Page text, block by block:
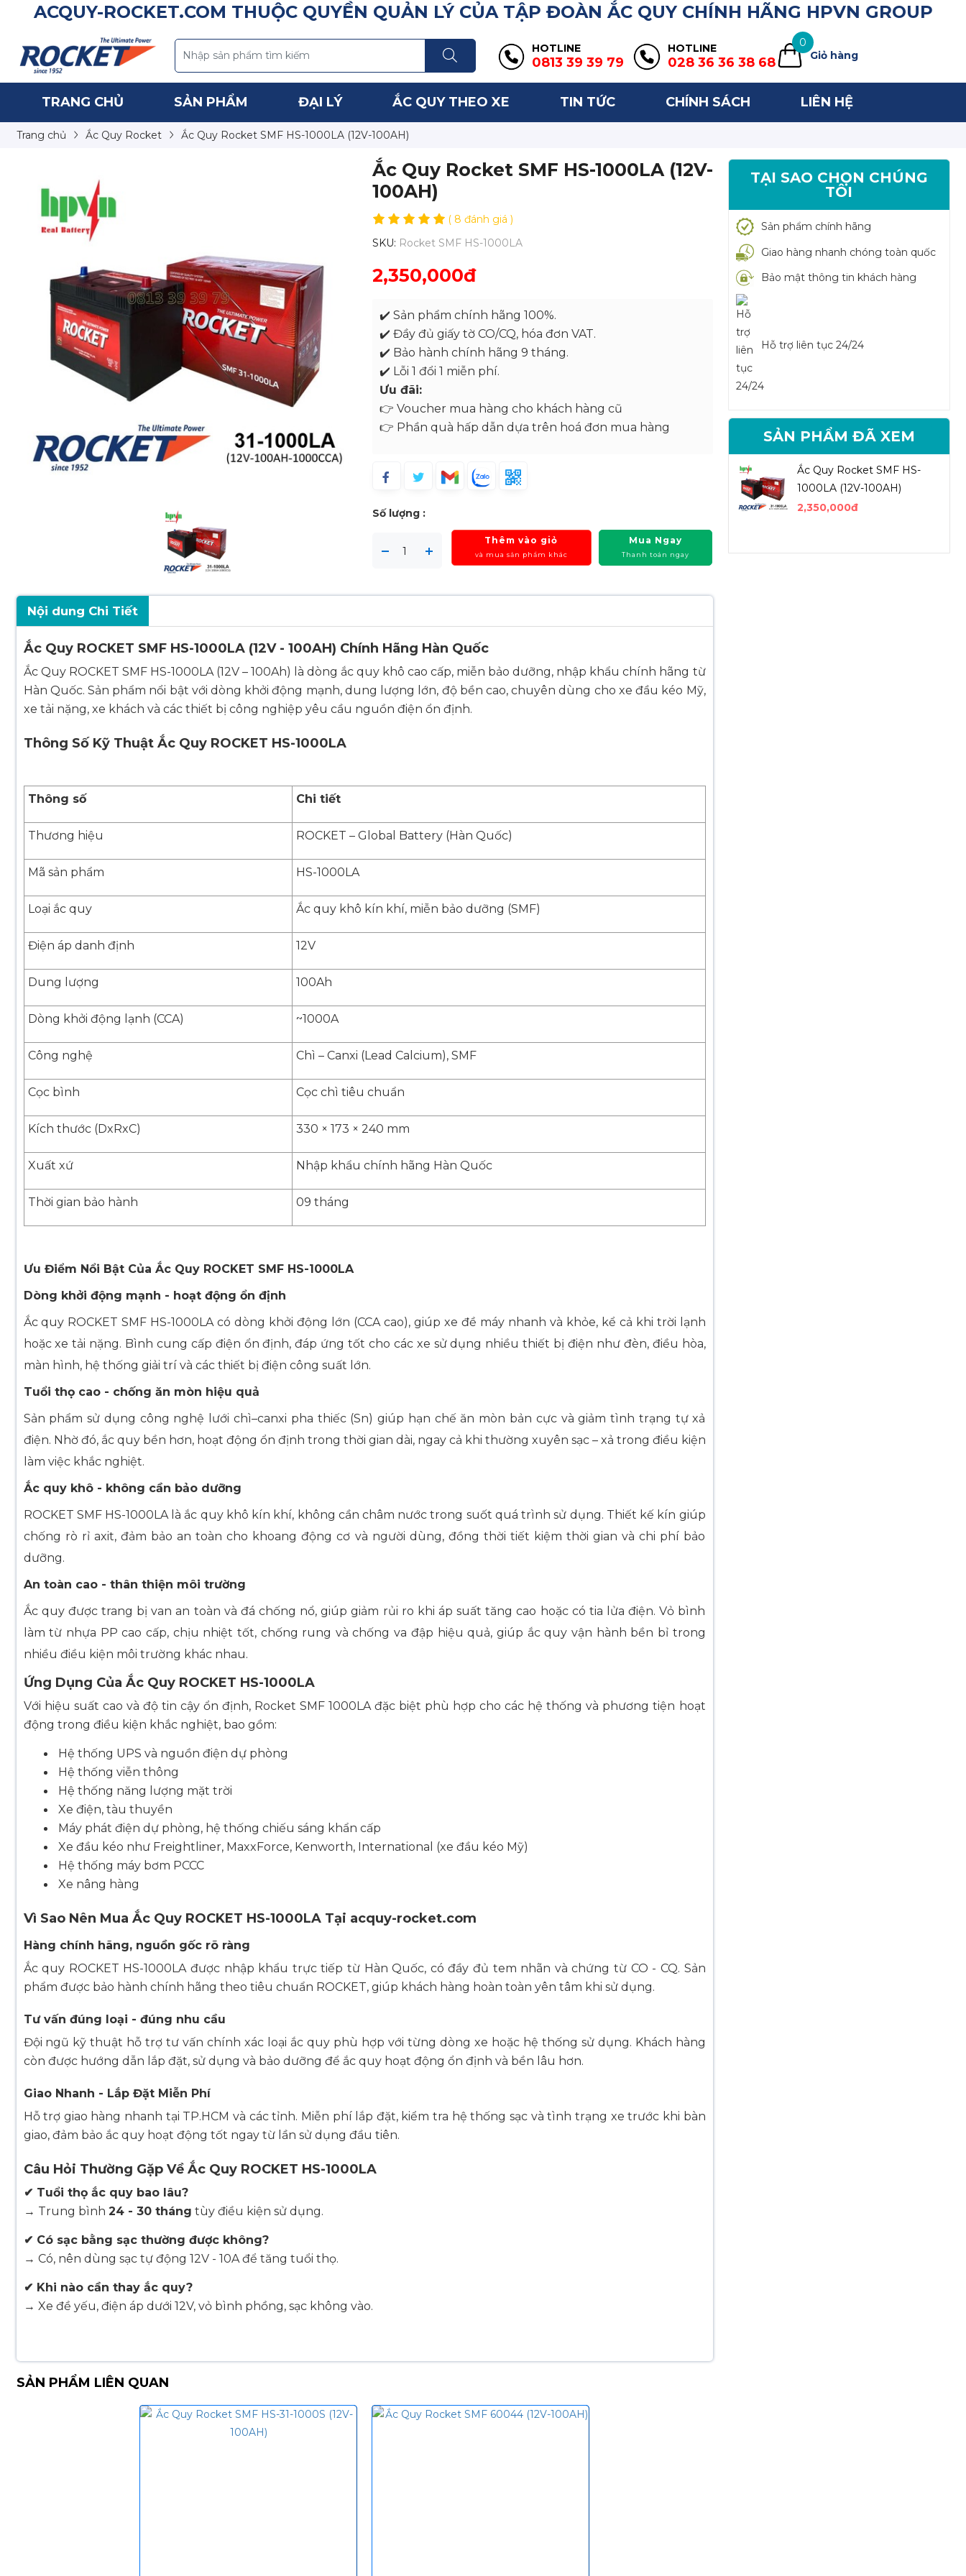
ACQUY-ROCKET.COM THUỘC QUYỀN QUẢN LÝ CỦA TẬP ĐOÀN ẮC QUY CHÍNH HÃNG HPVN GROUP
HOTLINE
0813 39 39 79
HOTLINE
028 36 36 38 68
0
Giỏ hàng
TRANG CHỦ SẢN PHẨM ĐẠI LÝ ẮC QUY THEO XE TIN TỨC CHÍNH SÁCH LIÊN HỆ
Trang chủ Ắc Quy Rocket Ắc Quy Rocket SMF HS-1000LA (12V-100AH)
Ắc Quy Rocket SMF HS-1000LA (12V-
100AH)
( 8 đánh giá )
SKU: Rocket SMF HS-1000LA
2,350,000đ
✔️ Sản phẩm chính hãng 100%.
✔️ Đầy đủ giấy tờ CO/CQ, hóa đơn VAT.
✔️ Bảo hành chính hãng 9 tháng.
✔️ Lỗi 1 đổi 1 miễn phí.
Ưu đãi:
👉 Voucher mua hàng cho khách hàng cũ
👉 Phần quà hấp dẫn dựa trên hoá đơn mua hàng
Số lượng :
Thêm vào giỏ
và mua sản phẩm khác
Mua Ngay
Thanh toán ngay
Nội dung Chi Tiết
Ắc Quy ROCKET SMF HS-1000LA (12V - 100AH) Chính Hãng Hàn Quốc
Ắc Quy ROCKET SMF HS-1000LA (12V – 100Ah) là dòng ắc quy khô cao cấp, miễn bảo dưỡng, nhập khẩu chính hãng từ
Hàn Quốc. Sản phẩm nổi bật với dòng khởi động mạnh, dung lượng lớn, độ bền cao, chuyên dùng cho xe đầu kéo Mỹ,
xe tải nặng, xe khách và các thiết bị công nghiệp yêu cầu nguồn điện ổn định.
Thông Số Kỹ Thuật Ắc Quy ROCKET HS-1000LA
Thông số Chi tiết
Thương hiệu ROCKET – Global Battery (Hàn Quốc)
Mã sản phẩm HS-1000LA
Loại ắc quy Ắc quy khô kín khí, miễn bảo dưỡng (SMF)
Điện áp danh định 12V
Dung lượng 100Ah
Dòng khởi động lạnh (CCA) ~1000A
Công nghệ Chì – Canxi (Lead Calcium), SMF
Cọc bình Cọc chì tiêu chuẩn
Kích thước (DxRxC) 330 × 173 × 240 mm
Xuất xứ Nhập khẩu chính hãng Hàn Quốc
Thời gian bảo hành 09 tháng
Ưu Điểm Nổi Bật Của Ắc Quy ROCKET SMF HS-1000LA
Dòng khởi động mạnh - hoạt động ổn định
Ắc quy ROCKET SMF HS-1000LA có dòng khởi động lớn (CCA cao), giúp xe đề máy nhanh và khỏe, kể cả khi trời lạnh
hoặc xe tải nặng. Bình cung cấp điện ổn định, đáp ứng tốt cho các xe sử dụng nhiều thiết bị điện như đèn, điều hòa,
màn hình, hệ thống giải trí và các thiết bị điện công suất lớn.
Tuổi thọ cao - chống ăn mòn hiệu quả
Sản phẩm sử dụng công nghệ lưới chì–canxi pha thiếc (Sn) giúp hạn chế ăn mòn bản cực và giảm tình trạng tự xả
điện. Nhờ đó, ắc quy bền hơn, hoạt động ổn định trong thời gian dài, ngay cả khi thường xuyên sạc – xả trong điều kiện
làm việc khắc nghiệt.
Ắc quy khô - không cần bảo dưỡng
ROCKET SMF HS-1000LA là ắc quy khô kín khí, không cần châm nước trong suốt quá trình sử dụng. Thiết kế kín giúp
chống rò rỉ axit, đảm bảo an toàn cho khoang động cơ và người dùng, đồng thời tiết kiệm thời gian và chi phí bảo
dưỡng.
An toàn cao - thân thiện môi trường
Ắc quy được trang bị van an toàn và đá chống nổ, giúp giảm rủi ro khi áp suất tăng cao hoặc có tia lửa điện. Vỏ bình
làm từ nhựa PP cao cấp, chịu nhiệt tốt, chống rung và chống va đập hiệu quả, giúp ắc quy vận hành bền bỉ trong
nhiều điều kiện môi trường khác nhau.
Ứng Dụng Của Ắc Quy ROCKET HS-1000LA
Với hiệu suất cao và độ tin cậy ổn định, Rocket SMF 1000LA đặc biệt phù hợp cho các hệ thống và phương tiện hoạt
động trong điều kiện khắc nghiệt, bao gồm:
Hệ thống UPS và nguồn điện dự phòng
Hệ thống viễn thông
Hệ thống năng lượng mặt trời
Xe điện, tàu thuyền
Máy phát điện dự phòng, hệ thống chiếu sáng khẩn cấp
Xe đầu kéo như Freightliner, MaxxForce, Kenworth, International (xe đầu kéo Mỹ)
Hệ thống máy bơm PCCC
Xe nâng hàng
Vì Sao Nên Mua Ắc Quy ROCKET HS-1000LA Tại acquy-rocket.com
Hàng chính hãng, nguồn gốc rõ ràng
Ắc quy ROCKET HS-1000LA được nhập khẩu trực tiếp từ Hàn Quốc, có đầy đủ tem nhãn và chứng từ CO - CQ. Sản
phẩm được bảo hành chính hãng theo tiêu chuẩn ROCKET, giúp khách hàng hoàn toàn yên tâm khi sử dụng.
Tư vấn đúng loại - đúng nhu cầu
Đội ngũ kỹ thuật hỗ trợ tư vấn chính xác loại ắc quy phù hợp với từng dòng xe hoặc hệ thống sử dụng. Khách hàng
còn được hướng dẫn lắp đặt, sử dụng và bảo dưỡng để ắc quy hoạt động ổn định và bền lâu hơn.
Giao Nhanh - Lắp Đặt Miễn Phí
Hỗ trợ giao hàng nhanh tại TP.HCM và các tỉnh. Miễn phí lắp đặt, kiểm tra hệ thống sạc và tình trạng xe trước khi bàn
giao, đảm bảo ắc quy hoạt động tốt ngay từ lần sử dụng đầu tiên.
Câu Hỏi Thường Gặp Về Ắc Quy ROCKET HS-1000LA
✔ Tuổi thọ ắc quy bao lâu?
→ Trung bình 24 - 30 tháng tùy điều kiện sử dụng.
✔ Có sạc bằng sạc thường được không?
→ Có, nên dùng sạc tự động 12V - 10A để tăng tuổi thọ.
✔ Khi nào cần thay ắc quy?
→ Xe đề yếu, điện áp dưới 12V, vỏ bình phồng, sạc không vào.
SẢN PHẨM LIÊN QUAN
TẠI SAO CHỌN CHÚNG
TÔI
Sản phẩm chính hãng
Giao hàng nhanh chóng toàn quốc
Bảo mật thông tin khách hàng
Hỗ trợ liên tục 24/24
SẢN PHẨM ĐÃ XEM
Ắc Quy Rocket SMF HS-
1000LA (12V-100AH)
2,350,000đ